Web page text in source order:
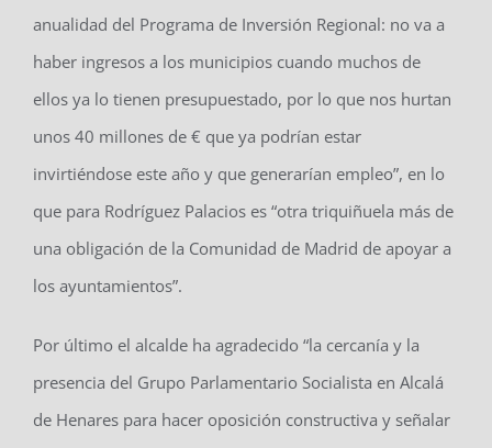
anualidad del Programa de Inversión Regional: no va a
haber ingresos a los municipios cuando muchos de
ellos ya lo tienen presupuestado, por lo que nos hurtan
unos 40 millones de € que ya podrían estar
invirtiéndose este año y que generarían empleo”, en lo
que para Rodríguez Palacios es “otra triquiñuela más de
una obligación de la Comunidad de Madrid de apoyar a
los ayuntamientos”.
Por último el alcalde ha agradecido “la cercanía y la
presencia del Grupo Parlamentario Socialista en Alcalá
de Henares para hacer oposición constructiva y señalar